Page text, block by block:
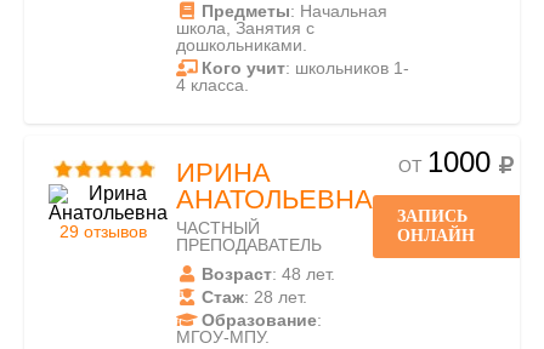
Предметы: Начальная
школа, Занятия с
дошкольниками.
Кого учит: школьников 1-
4 класса.
29 отзывов
ИРИНА
АНАТОЛЬЕВНА
ЧАСТНЫЙ
ПРЕПОДАВАТЕЛЬ
Возраст: 48 лет.
Стаж: 28 лет.
Образование:
МГОУ-МПУ.
ОТ 1000
ЗАПИСЬ
ОНЛАЙН